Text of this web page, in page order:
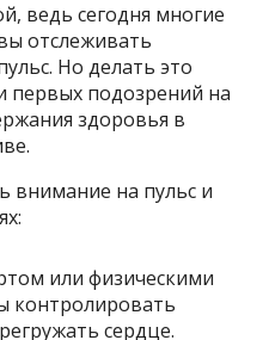
ведь сегодня многие
отслеживать
Но делать это
первых подозрений на
здоровья в
внимание на пульс и
или физическими
контролировать
сердце.